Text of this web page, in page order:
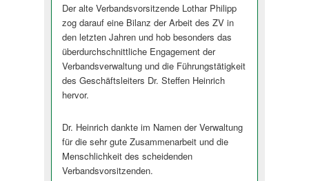
Der alte Verbandsvorsitzende Lothar Philipp
zog darauf eine Bilanz der Arbeit des ZV in
den letzten Jahren und hob besonders das
überdurchschnittliche Engagement der
Verbandsverwaltung und die Führungstätigkeit
des Geschäftsleiters Dr. Steffen Heinrich
hervor.
Dr. Heinrich dankte im Namen der Verwaltung
für die sehr gute Zusammenarbeit und die
Menschlichkeit des scheidenden
Verbandsvorsitzenden.